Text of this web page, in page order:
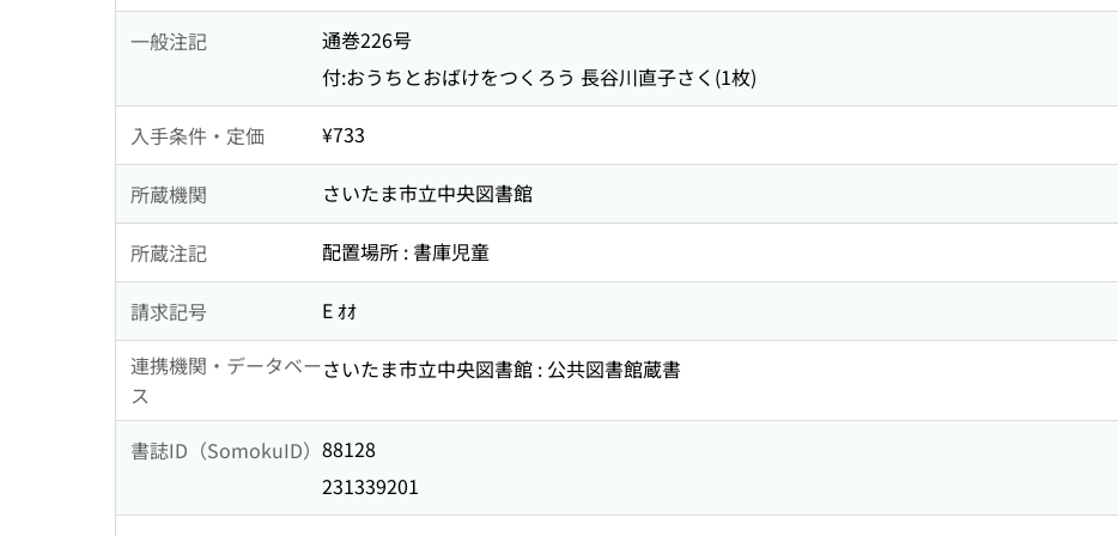
一般注記
通巻226号
付:おうちとおばけをつくろう 長谷川直子さく(1枚)
入手条件・定価 ¥733
所蔵機関 さいたま市立中央図書館
所蔵注記 配置場所 : 書庫児童
請求記号
E ｵｵ
連携機関・データベー
ス
さいたま市立中央図書館 : 公共図書館蔵書
書誌ID（SomokuID） 88128
231339201